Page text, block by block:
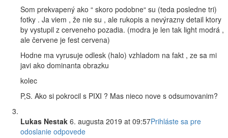
Som prekvapený ako “ skoro podobne“ su (teda posledne tri)
fotky . Ja viem , že nie su , ale rukopis a nevýrazny detail ktory
by vystupil z cerveneho pozadia. (modra je len tak light modrá ,
ale červene je fest cervena)
Hodne ma vyrusuje odlesk (halo) vzhladom na fakt , ze sa mi
javi ako dominanta obrazku
kolec
P,S. Ako si pokrocil s PIXI ? Mas nieco nove s odsumovanim?
Lukas Nestak 6. augusta 2019 at 09:57Prihláste sa pre
odoslanie odpovede